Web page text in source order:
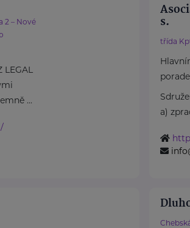
2 – Nové
...
s.
třída
a)